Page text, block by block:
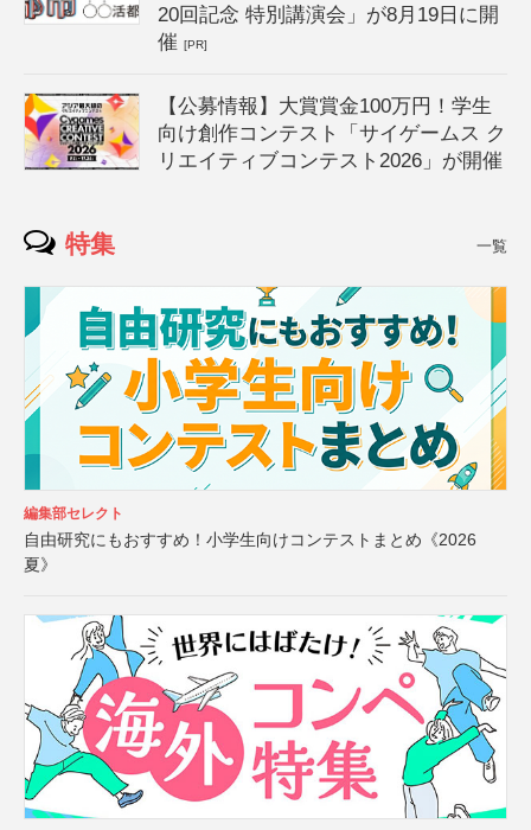
20回記念 特別講演会」が8月19日に開
催[PR]
【公募情報】大賞賞金100万円！学生
向け創作コンテスト「サイゲームス ク
リエイティブコンテスト2026」が開催
特集 一覧
編集部セレクト
自由研究にもおすすめ！小学生向けコンテストまとめ《2026
夏》